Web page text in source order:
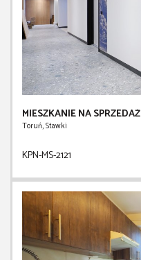
MIESZKANIE NA SPRZEDAŻ
Toruń, Stawki
KPN-MS-2121